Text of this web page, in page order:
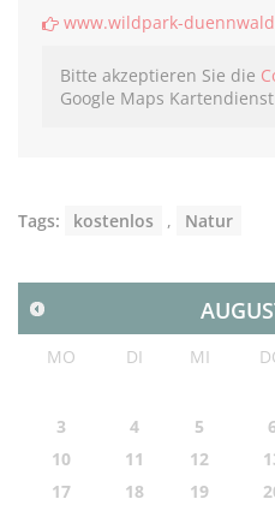
www.wildpark-
Bitte akzeptieren Sie die
Google Maps
Tags: kostenlos , Natur
MO DI MI
3
4 5
10
11 12
17
18 19